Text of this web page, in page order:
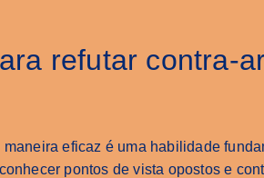
refutar contra-
eficaz é uma habilidade
pontos de vista opostos e